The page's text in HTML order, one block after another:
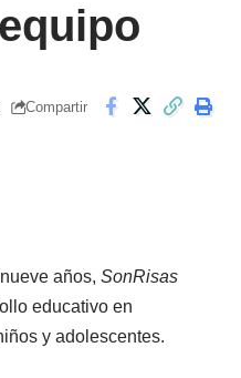
Compartir
años, SonRisas
educativo en
y adolescentes.